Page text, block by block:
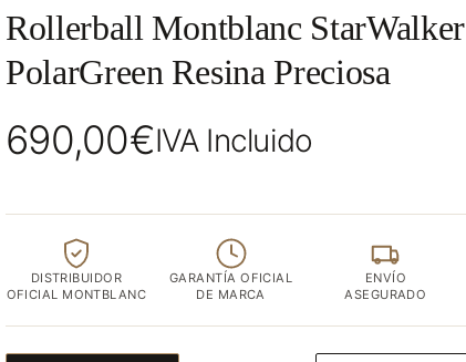
Rollerball Montblanc StarWalker
PolarGreen Resina Preciosa
690,00€IVA Incluido
DISTRIBUIDOR
OFICIAL MONTBLANC
GARANTÍA OFICIAL
DE MARCA
ENVÍO
ASEGURADO